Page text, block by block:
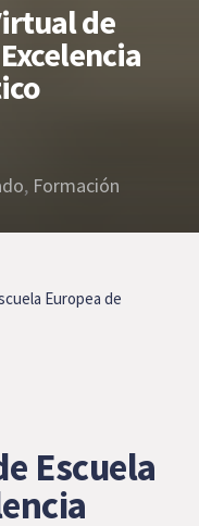
de
, Formación
Europea de
Escuela